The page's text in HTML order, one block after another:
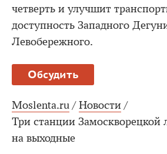
четверть и улучшит
доступность Западного
Левобережного.
Обсудить
Moslenta.ru / Новости /
Три станции Замоскворецкой
на выходные